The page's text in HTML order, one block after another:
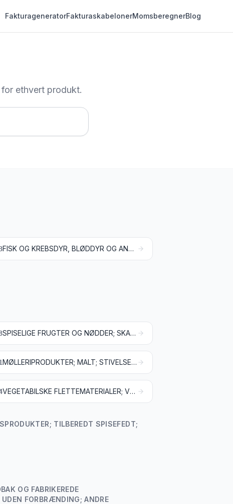
FakturageneratorFakturaskabelonerMomsberegnerBlog
ethvert produkt.
FISK OG KREBSDYR, BLØDDYR OG ANDRE HVIRVELLØSE VANDDYR
SPISELIGE FRUGTER OG NØDDER; SKALLER AF CITRUSFRUGTER OG MELONER
MØLLERIPRODUKTER; MALT; STIVELSE; INULIN; HVEDEGLUTEN
VEGETABILSKE FLETTEMATERIALER; VEGETABILSKE PRODUKTER, IKKE ANDETSTEDS TARIFERET
TILBEREDT SPISEFEDT;
OG FABRIKEREDE
FORBRÆNDING; ANDRE